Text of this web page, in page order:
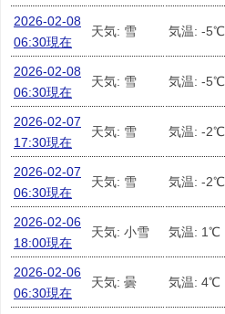
2026-02-08
06:30現在
天気: 雪 気温: -5℃
2026-02-08
06:30現在
天気: 雪 気温: -5℃
2026-02-07
17:30現在
天気: 雪 気温: -2℃
2026-02-07
06:30現在
天気: 雪 気温: -2℃
2026-02-06
18:00現在
天気: 小雪 気温: 1℃
2026-02-06
06:30現在
天気: 曇 気温: 4℃